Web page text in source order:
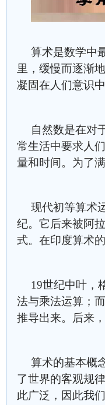
算术是数学中
里，缓慢而逐渐
凝固在人们意识中
自然数是在对
常生活中要求人
量和时间。为了
现代初等算术
纪。它后来被阿
式。在印度算术
19世纪中叶，
法与乘法运算；
推导出来。后来
算术的基本概
了世界的客观规
此广泛，因此我